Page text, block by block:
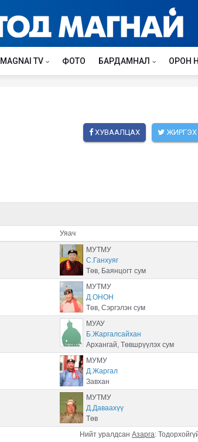
TV ФОТО БАРДАМНАЛ ОРОН
ХУВААЛЦАХ ЖИРГЭХ
Уяач
МУТМУ
С.Ганхуяг
Төв, Баянцогт сум
МУТМУ
Д.ОНОН
Төв, Сэргэлэн сум
МУАУ
Б.Жаргалсайхан
Архангай, Төвшрүүлэх сум
МУМУ
Д.Жаргал
Завхан
МУТМУ
Д.Даваахүү
Төв
Нийт уралдсанАзарга: